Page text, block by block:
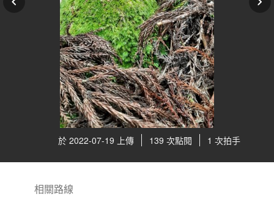
於 2022-07-19 上傳 139 次點閱 1 次拍手
相關路線